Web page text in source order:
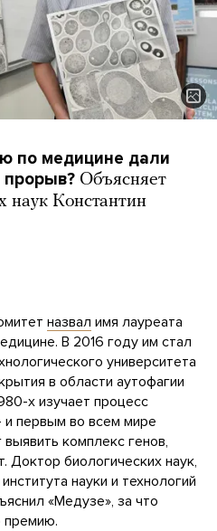
по медицине дали
прорыв? Объясняет
наук Константин
назвал имя лауреата
В 2016 году им стал
университета
в области аутофагии
х изучает процесс
и первым во всем мире
комплекс генов,
Доктор биологических наук,
науки и технологий
«Медузе», за что
премию.